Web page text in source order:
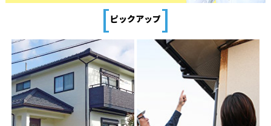
[ピックアップ]